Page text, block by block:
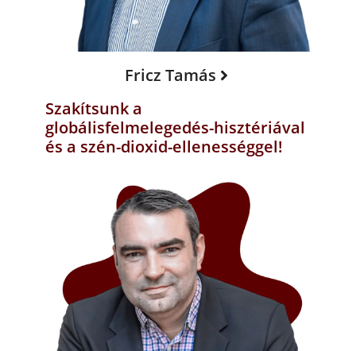
Fricz Tamás
Szakítsunk a
globálisfelmelegedés-hisztériával
és a szén-dioxid-ellenességgel!